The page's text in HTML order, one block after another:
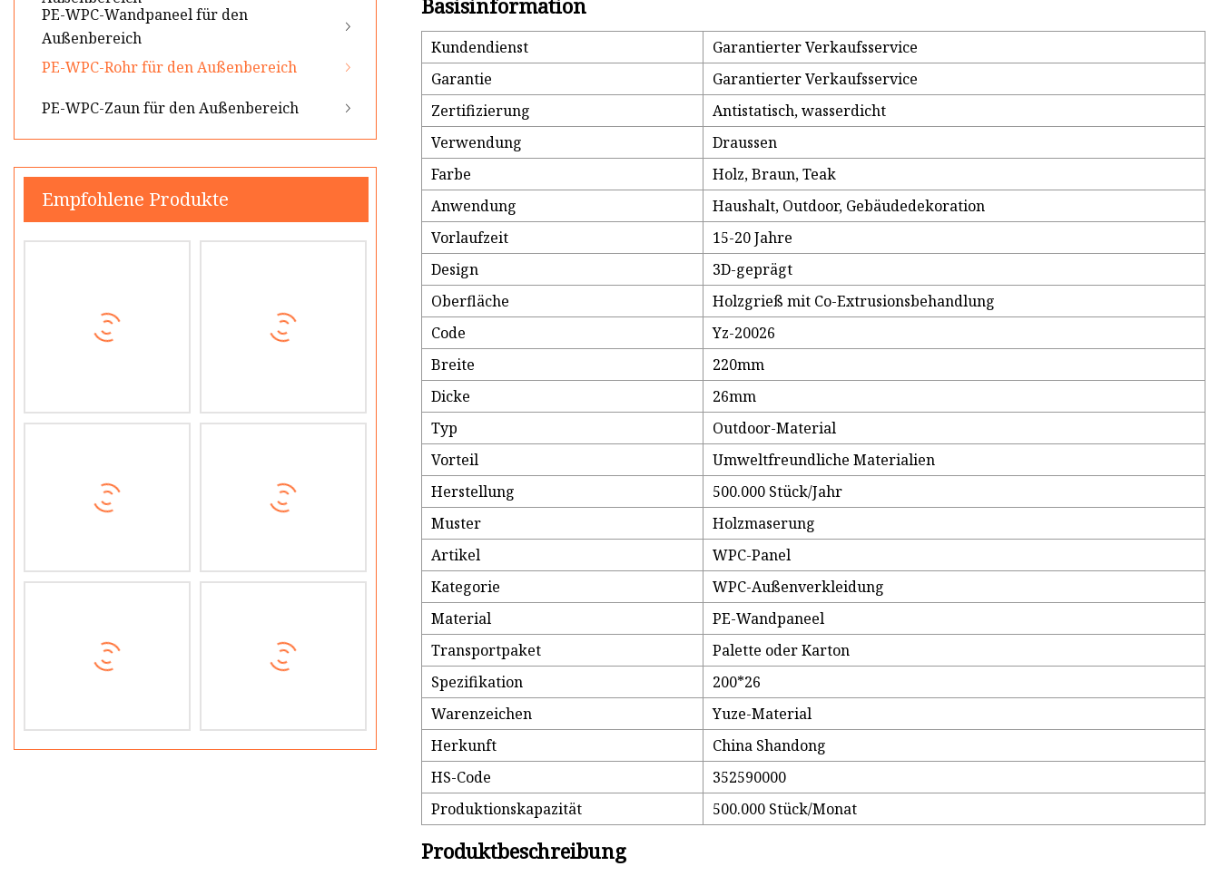
PE-WPC-Wandpaneel für den
Außenbereich
PE-WPC-Rohr für den Außenbereich
PE-WPC-Zaun für den Außenbereich
Empfohlene Produkte
Basisinformation
Kundendienst
Garantierter Verkaufsservice
Garantie
Garantierter Verkaufsservice
Zertifizierung
Antistatisch, wasserdicht
Verwendung
Draussen
Farbe
Holz, Braun, Teak
Anwendung
Haushalt, Outdoor, Gebäudedekoration
Vorlaufzeit
15-20 Jahre
Design
3D-geprägt
Oberfläche
Holzgrieß mit Co-Extrusionsbehandlung
Code
Yz-20026
Breite
220mm
Dicke
26mm
Typ
Outdoor-Material
Vorteil
Umweltfreundliche Materialien
Herstellung
500.000 Stück/Jahr
Muster
Holzmaserung
Artikel
WPC-Panel
Kategorie
WPC-Außenverkleidung
Material
PE-Wandpaneel
Transportpaket
Palette oder Karton
Spezifikation
200*26
Warenzeichen
Yuze-Material
Herkunft
China Shandong
HS-Code
352590000
Produktionskapazität
500.000 Stück/Monat
Produktbeschreibung